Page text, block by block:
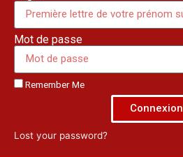
Mot de passe
Remember Me
Connexion
Lost your password?